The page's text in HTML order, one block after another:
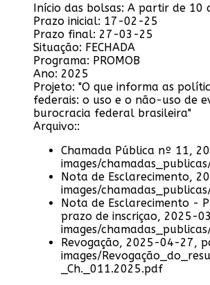
Início das bolsas: A partir de 10
Prazo inicial: 17-02-25
Prazo final: 27-03-25
Situação: FECHADA
Programa: PROMOB
Ano: 2025
Projeto: "O que informa as
federais: o uso e o não-uso de
burocracia federal brasileira"
Arquivo::
Chamada Pública nº 11,
images/
Nota de Esclarecimento,
images/
Nota de Esclarecimento -
prazo de inscriçao, 2025-
images/
Revogação, 2025-04-27,
images/
_Ch._011.2025.pdf